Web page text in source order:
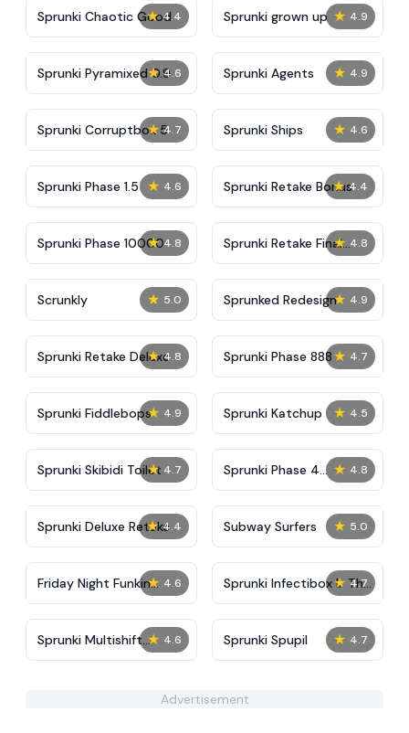
★ 4.4
Sprunki Chaotic Good ★ 4.9
Sprunki grown up
★ 4.6
Sprunki Pyramixed 0.9 ★ 4.9
Sprunki Agents
★ 4.7
Sprunki Corruptbox 5 ★ 4.6
Sprunki Ships
★ 4.6
Sprunki Phase 1.5 ★ 4.4
Sprunki Retake Bonus
★ 4.8
Sprunki Phase 10000 ★ 4.8
Sprunki Retake Final
Update
★ 5.0
Scrunkly ★ 4.9
Sprunked Redesign
★ 4.8
Sprunki Retake Deluxe ★ 4.7
Sprunki Phase 888
★ 4.9
Sprunki Fiddlebops ★ 4.5
Sprunki Katchup
★ 4.7
Sprunki Skibidi Toilet ★ 4.8
Sprunki Phase 4
Definitive
★ 4.4
Sprunki Deluxe Retake ★ 5.0
Subway Surfers
★ 4.6
Friday Night Funkin
Ninjamuffin
★ 4.7
Sprunki Infectibox II: The
Remaster
★ 4.6
Sprunki Multishift
Unshifted
★ 4.7
Sprunki Spupil
Advertisement